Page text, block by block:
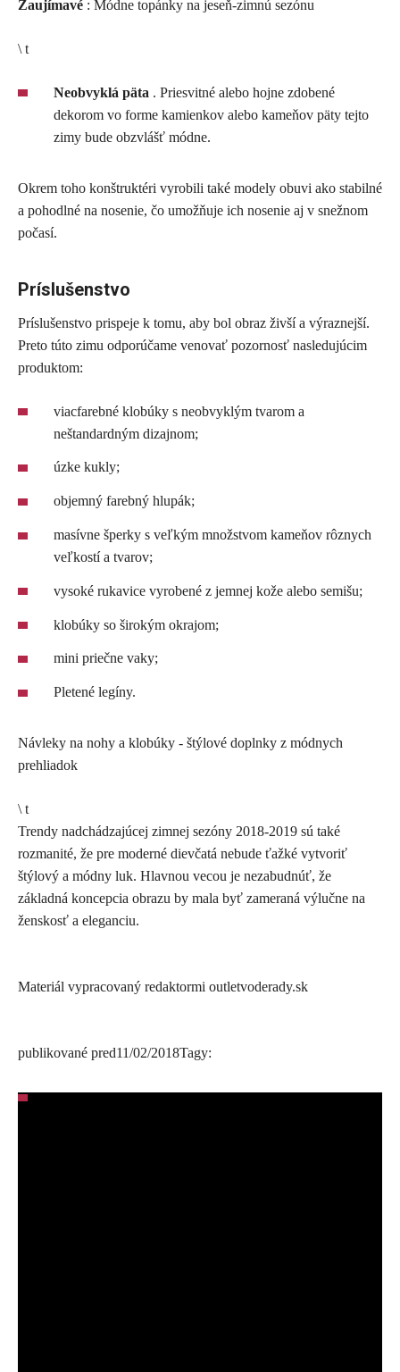
Zaujímavé : Módne topánky na jeseň-zimnú sezónu
\ t
Neobvyklá päta . Priesvitné alebo hojne zdobené
dekorom vo forme kamienkov alebo kameňov päty tejto
zimy bude obzvlášť módne.
Okrem toho konštruktéri vyrobili také modely obuvi ako stabilné
a pohodlné na nosenie, čo umožňuje ich nosenie aj v snežnom
počasí.
Príslušenstvo
Príslušenstvo prispeje k tomu, aby bol obraz živší a výraznejší.
Preto túto zimu odporúčame venovať pozornosť nasledujúcim
produktom:
viacfarebné klobúky s neobvyklým tvarom a
neštandardným dizajnom;
úzke kukly;
objemný farebný hlupák;
masívne šperky s veľkým množstvom kameňov rôznych
veľkostí a tvarov;
vysoké rukavice vyrobené z jemnej kože alebo semišu;
klobúky so širokým okrajom;
mini priečne vaky;
Pletené legíny.
Návleky na nohy a klobúky - štýlové doplnky z módnych
prehliadok
\ t
Trendy nadchádzajúcej zimnej sezóny 2018-2019 sú také
rozmanité, že pre moderné dievčatá nebude ťažké vytvoriť
štýlový a módny luk. Hlavnou vecou je nezabudnúť, že
základná koncepcia obrazu by mala byť zameraná výlučne na
ženskosť a eleganciu.
Materiál vypracovaný redaktormi outletvoderady.sk
publikované pred11/02/2018Tagy: